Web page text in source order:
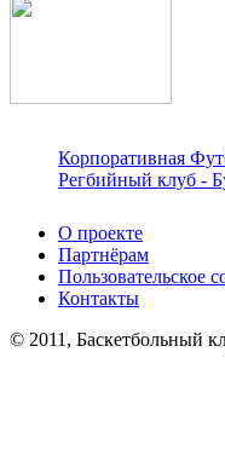
Корпоративная
Регбийный клуб -
О проекте
Партнёрам
Пользовательское
Контакты
© 2011, Баскетбольный